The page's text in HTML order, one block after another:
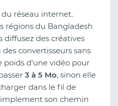
réseau internet.
régions du Bangladesh
diffusez des créatives
convertisseurs sans
poids d'une vidéo pour
3 à 5 Mo, sinon elle
dans le fil de
son chemin